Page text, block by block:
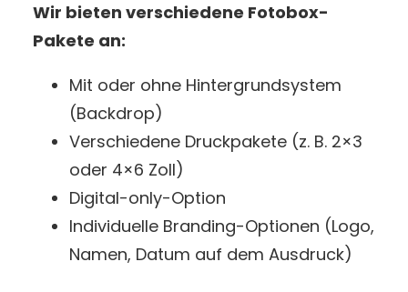
Wir bieten verschiedene Fotobox-
Pakete an:
Mit oder ohne Hintergrundsystem
(Backdrop)
Verschiedene Druckpakete (z. B. 2×3
oder 4×6 Zoll)
Digital-only-Option
Individuelle Branding-Optionen (Logo,
Namen, Datum auf dem Ausdruck)